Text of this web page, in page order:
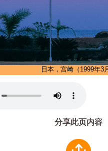
日本，宫崎（1999年3
分享此页内容